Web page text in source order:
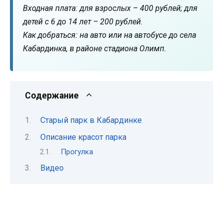
Входная плата: для взрослых – 400 рублей; для
детей с 6 до 14 лет – 200 рублей.
Как добраться: на авто или на автобусе до села
Кабардинка, в районе стадиона Олимп.
Содержание
Старый парк в Кабардинке
Описание красот парка
Прогулка
Видео